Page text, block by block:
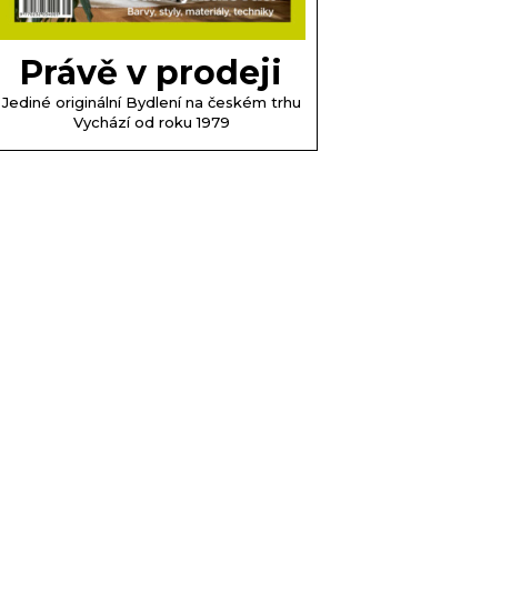
Právě v prodeji
Jediné originální Bydlení na českém trhu
Vychází od roku 1979